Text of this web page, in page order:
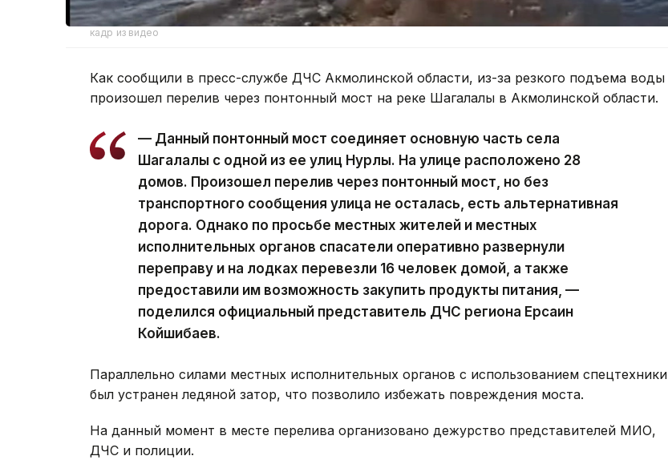
кадр из видео
Как сообщили в пресс-службе ДЧС Акмолинской области, из-за резкого подъема воды
произошел перелив через понтонный мост на реке Шагалалы в Акмолинской области.
— Данный понтонный мост соединяет основную часть села
Шагалалы с одной из ее улиц Нурлы. На улице расположено 28
домов. Произошел перелив через понтонный мост, но без
транспортного сообщения улица не осталась, есть альтернативная
дорога. Однако по просьбе местных жителей и местных
исполнительных органов спасатели оперативно развернули
переправу и на лодках перевезли 16 человек домой, а также
предоставили им возможность закупить продукты питания, —
поделился официальный представитель ДЧС региона Ерсаин
Койшибаев.
Параллельно силами местных исполнительных органов с использованием спецтехники
был устранен ледяной затор, что позволило избежать повреждения моста.
На данный момент в месте перелива организовано дежурство представителей МИО,
ДЧС и полиции.